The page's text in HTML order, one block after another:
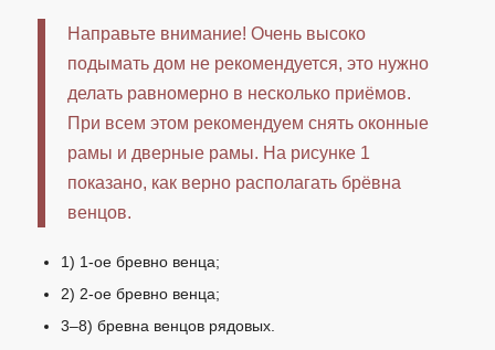
Направьте внимание! Очень высоко
подымать дом не рекомендуется, это нужно
делать равномерно в несколько приёмов.
При всем этом рекомендуем снять оконные
рамы и дверные рамы. На рисунке 1
показано, как верно располагать брёвна
венцов.
1) 1-ое бревно венца;
2) 2-ое бревно венца;
3–8) бревна венцов рядовых.